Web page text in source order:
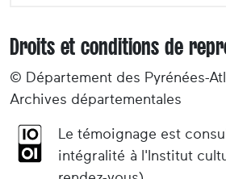
Droits et conditions de
© Département des Pyrénées-
Archives départementales
Le témoignage est
intégralité à l'Institut